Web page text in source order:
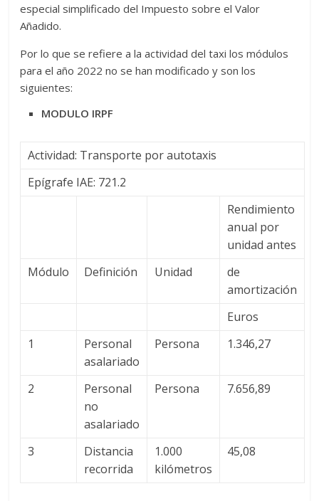
especial simplificado del Impuesto sobre el Valor
Añadido.
Por lo que se refiere a la actividad del taxi los módulos
para el año 2022 no se han modificado y son los
siguientes:
MODULO IRPF
Actividad: Transporte por autotaxis
Epígrafe IAE: 721.2
Rendimiento
anual por
unidad antes
Módulo
Definición Unidad
de
amortización
Euros
1
Personal
asalariado
Persona 1.346,27
2
Personal
no
asalariado
Persona 7.656,89
3
Distancia
recorrida
1.000
kilómetros
45,08